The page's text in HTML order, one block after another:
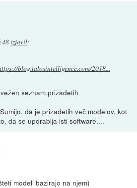
izjavil:
blog.talosintelligence.com/2018...
seznam prizadetih
da je prizadetih več modelov, kot
da se uporablja isti software....
modeli bazirajo na njem)